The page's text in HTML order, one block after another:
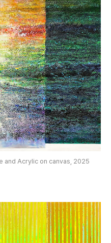
and Acrylic on canvas, 2025